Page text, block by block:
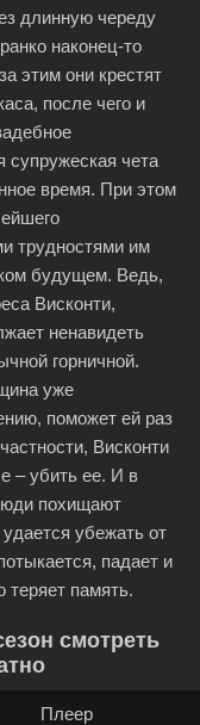
длинную череду
наконец-то
этим они крестят
после чего и
супружеская чета
время. При этом
трудностями им
будущем. Ведь,
Висконти,
ненавидеть
горничной.
уже
поможет ей раз
Висконти
– убить ее. И в
похищают
убежать от
падает и
теряет память.
смотреть
Плеер